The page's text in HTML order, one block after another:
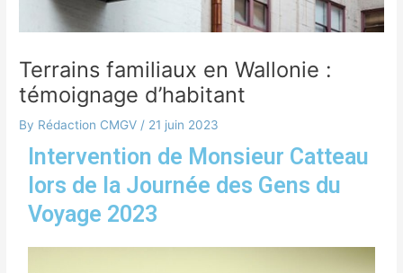
Terrains familiaux en Wallonie :
témoignage d’habitant
By Rédaction CMGV / 21 juin 2023
Intervention de Monsieur Catteau
lors de la Journée des Gens du
Voyage 2023